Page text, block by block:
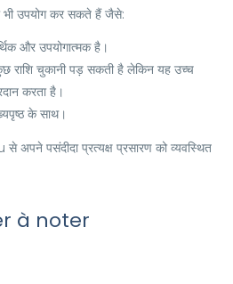
भी उपयोग कर सकते हैं जैसे:
और उपयोगात्मक है।
राशि चुकानी पड़ सकती है लेकिन यह उच्च
करता है।
के साथ।
अपने पसंदीदा प्रत्यक्ष प्रसारण को व्यवस्थित
à noter